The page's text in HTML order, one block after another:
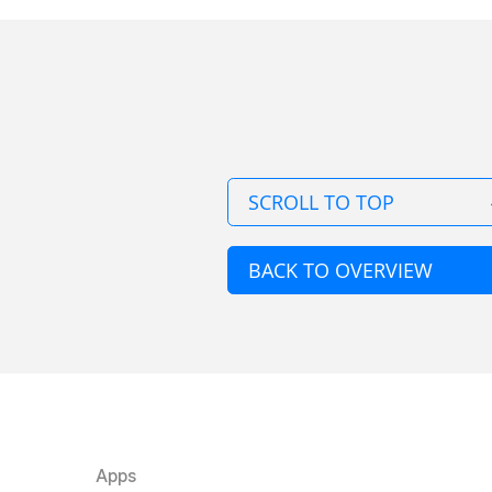
SCROLL TO TOP
BACK TO OVERVIEW
Apps